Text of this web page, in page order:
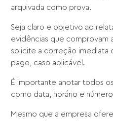
arquivada como prova.
Seja claro e objetivo ao
evidências que comprovam
solicite a correção imediata
pago, caso aplicável.
É importante anotar todos
como data, horário e
Mesmo que a empresa